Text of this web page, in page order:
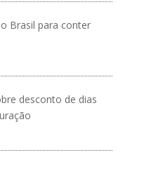
Brasil para conter
desconto de dias